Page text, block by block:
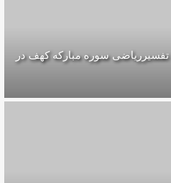
تفسیرریاضی سوره مبارکه کهف در